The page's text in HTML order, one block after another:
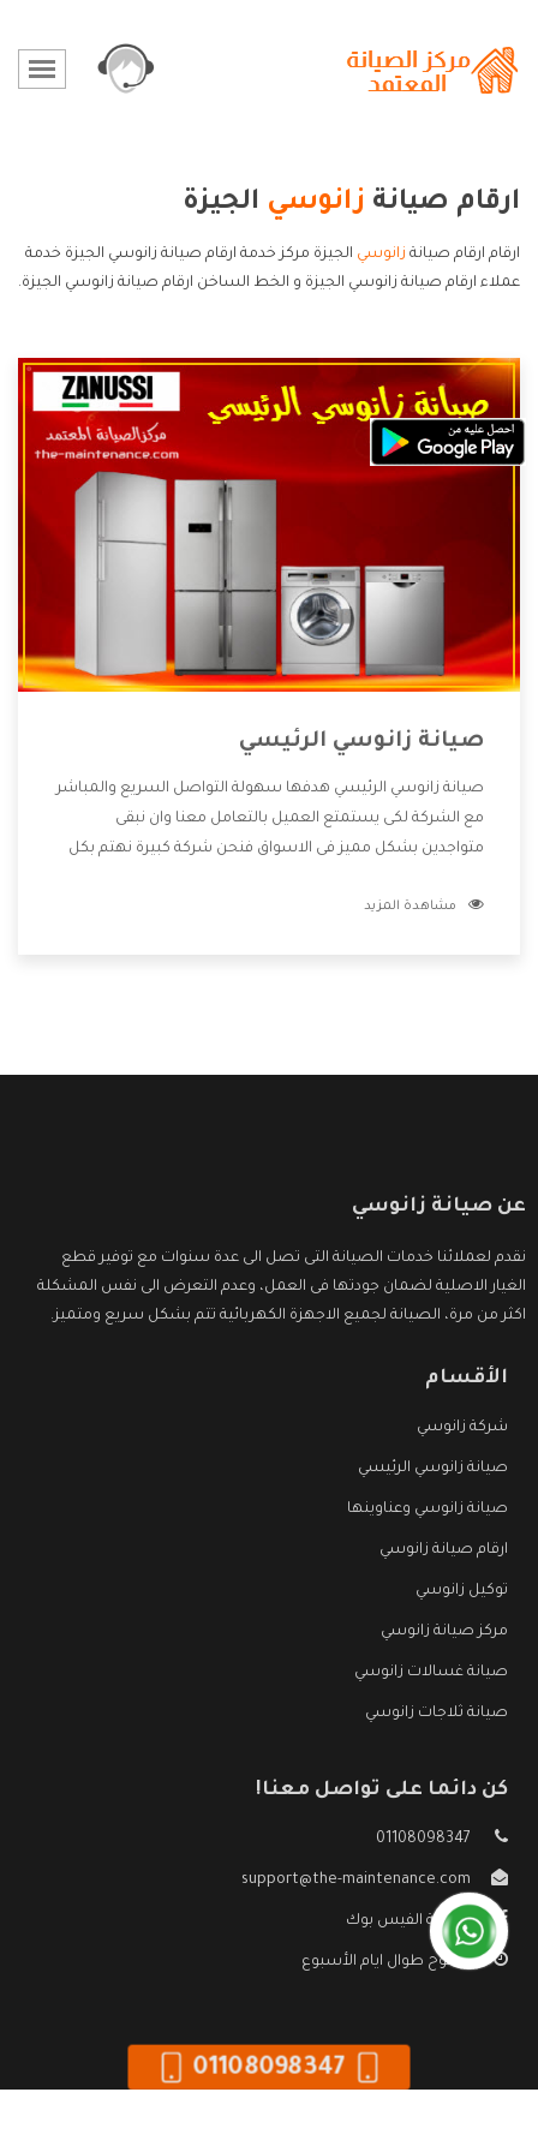
ارقام صيانة زانوسي الجيزة
ارقام ارقام صيانة زانوسي الجيزة مركز خدمة ارقام صيانة زانوسي الجيزة خدمة
عملاء ارقام صيانة زانوسي الجيزة و الخط الساخن ارقام صيانة زانوسي الجيزة.
صيانة زانوسي الرئيسي
صيانة زانوسي الرئيسي هدفها سهولة التواصل السريع والمباشر
مع الشركة لكى يستمتع العميل بالتعامل معنا وان نبقى
متواجدين بشكل مميز فى الاسواق فنحن شركة كبيرة نهتم بكل
الشركة بها والتى تكون منها خدمة الصيانة التى تكون من أهم
مشاهدة المزيد
عن صيانة زانوسي
نقدم لعملائنا خدمات الصيانة التى تصل الى عدة سنوات مع توفير قطع
الغيار الاصلية لضمان جودتها فى العمل، وعدم التعرض الى نفس المشكلة
اكثر من مرة، الصيانة لجميع الاجهزة الكهربائية تتم بشكل سريع ومتميز.
الأقسام
شركة زانوسي
صيانة زانوسي الرئيسي
صيانة زانوسي وعناوينها
ارقام صيانة زانوسي
توكيل زانوسي
مركز صيانة زانوسي
صيانة غسالات زانوسي
صيانة ثلاجات زانوسي
كن دائما على تواصل معنا!
01108098347
support@the-maintenance.com
صفحة الفيس بوك
مفتوح طوال ايام الأسبوع
01108098347